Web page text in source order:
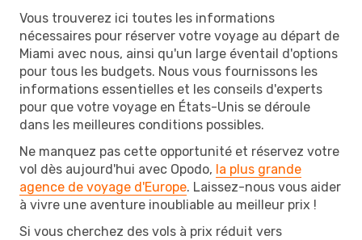
Vous trouverez ici toutes les informations
nécessaires pour réserver votre voyage au départ de
Miami avec nous, ainsi qu'un large éventail d'options
pour tous les budgets. Nous vous fournissons les
informations essentielles et les conseils d'experts
pour que votre voyage en États-Unis se déroule
dans les meilleures conditions possibles.
Ne manquez pas cette opportunité et réservez votre
vol dès aujourd'hui avec Opodo, la plus grande
agence de voyage d'Europe. Laissez-nous vous aider
à vivre une aventure inoubliable au meilleur prix !
Si vous cherchez des vols à prix réduit vers